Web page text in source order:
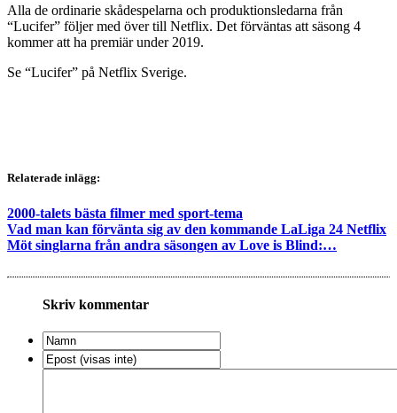
Alla de ordinarie skådespelarna och produktionsledarna från
“Lucifer” följer med över till Netflix. Det förväntas att säsong 4
kommer att ha premiär under 2019.
Se “Lucifer” på Netflix Sverige.
Relaterade inlägg:
2000-talets bästa filmer med sport-tema
Vad man kan förvänta sig av den kommande LaLiga 24 Netflix
Möt singlarna från andra säsongen av Love is Blind:…
Skriv kommentar